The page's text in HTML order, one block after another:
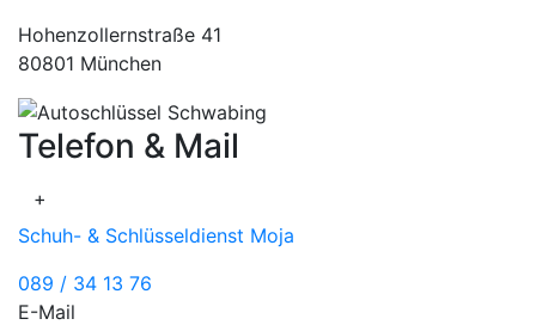
Hohenzollernstraße 41
80801 München
Telefon & Mail
+
Schuh- & Schlüsseldienst Moja
089 / 34 13 76
E-Mail